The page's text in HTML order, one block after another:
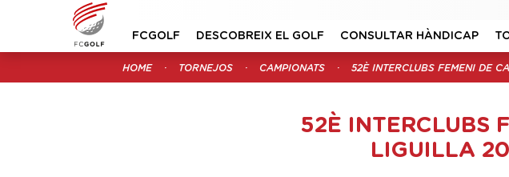
FCGOLF DESCOBREIX EL GOLF CONSULTAR HÀNDICAP
HOME TORNEJOS CAMPIONATS 52È INTERCLUBS FEMENI DE
52È INTERCLUBS
LIGUILLA